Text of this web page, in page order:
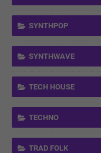
SYNTHPOP
SYNTHWAVE
TECH HOUSE
TECHNO
TRAD FOLK